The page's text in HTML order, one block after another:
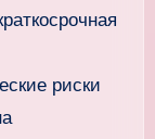
риски